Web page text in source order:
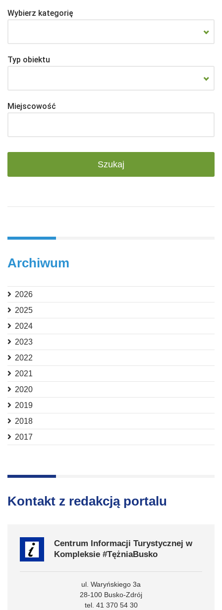
Wybierz kategorię
Typ obiektu
Miejscowość
Archiwum
2026
2025
2024
2023
2022
2021
2020
2019
2018
2017
Kontakt z redakcją portalu
Centrum Informacji Turystycznej w
Kompleksie #TężniaBusko
ul. Waryńskiego 3a
28-100 Busko-Zdrój
tel. 41 370 54 30